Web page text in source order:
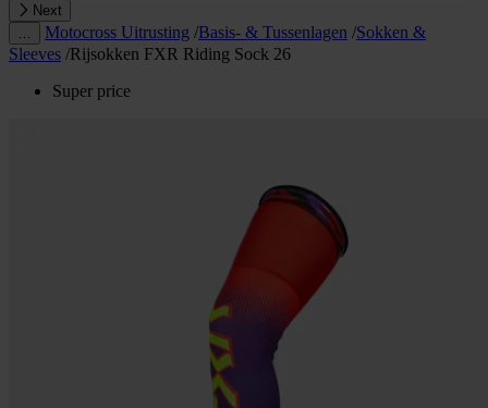
Next
Motocross Uitrusting /Basis- & Tussenlagen /Sokken &
Sleeves /Rijsokken FXR Riding Sock 26
Super price